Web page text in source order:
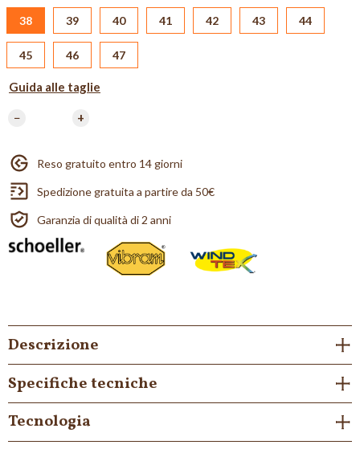
38 39 40 41 42 43 44
45 46 47
Guida alle taglie
− +
Reso gratuito entro 14 giorni
Spedizione gratuita a partire da 50€
Garanzia di qualità di 2 anni
Descrizione
Specifiche tecniche
Tecnologia